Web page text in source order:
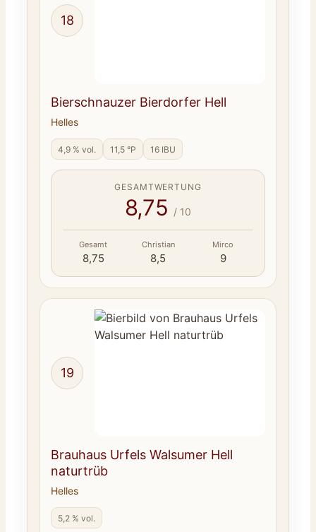
18
Bierschnauzer Bierdorfer Hell
Helles
4,9 % vol. 11,5 °P 16 IBU
GESAMTWERTUNG
8,75 / 10
Gesamt
8,75
Christian
8,5
Mirco
9
19
Brauhaus Urfels Walsumer Hell
naturtrüb
Helles
5,2 % vol.